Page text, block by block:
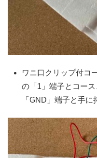
ワニ口クリップ付コ
の「1」端子とコース
「GND」端子と手に